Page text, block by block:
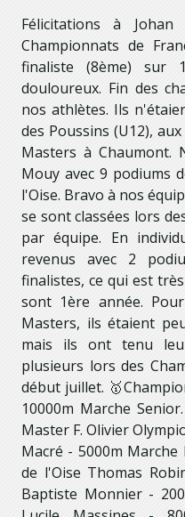
Félicitations à
Championnats de
finaliste (8ème) sur
douloureux. Fin des
nos athlètes. Ils
des Poussins (U12),
Masters à Chaumont.
Mouy avec 9 podiums
l'Oise. Bravo à nos
se sont classées lors
par équipe. En
revenus avec 2
finalistes, ce qui est
sont 1ère année.
Masters, ils étaient
mais ils ont tenu
plusieurs lors des
début juillet.
10000m Marche
Master F. Olivier
Macré - 5000m
de l'Oise Thomas
Baptiste Monnier -